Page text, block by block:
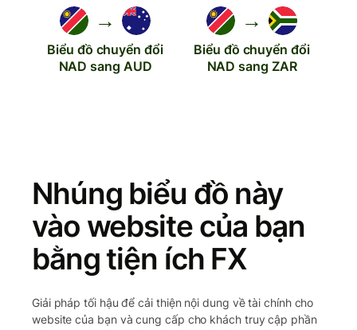
→
Biểu đồ chuyển đổi
NAD sang AUD
→
Biểu đồ chuyển đổi
NAD sang ZAR
Nhúng biểu đồ này
vào website của bạn
bằng tiện ích FX
Giải pháp tối hậu để cải thiện nội dung về tài chính cho
website của bạn và cung cấp cho khách truy cập phần